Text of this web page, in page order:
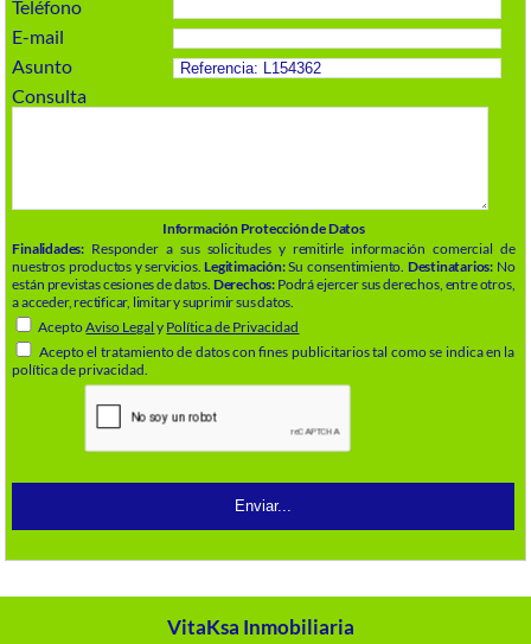
Teléfono
E-mail
Asunto
Consulta
Información Protección de Datos
Finalidades: Responder a sus solicitudes y remitirle información comercial de
nuestros productos y servicios.Legitimación:Su consentimiento. Destinatarios:No
están previstas cesiones de datos. Derechos: Podrá ejercer sus derechos, entre otros,
a acceder, rectificar, limitar y suprimir sus datos.
AceptoAviso Legal y Política de Privacidad
Acepto el tratamiento de datos con fines publicitarios tal como se indica en la
política de privacidad.
VitaKsa Inmobiliaria